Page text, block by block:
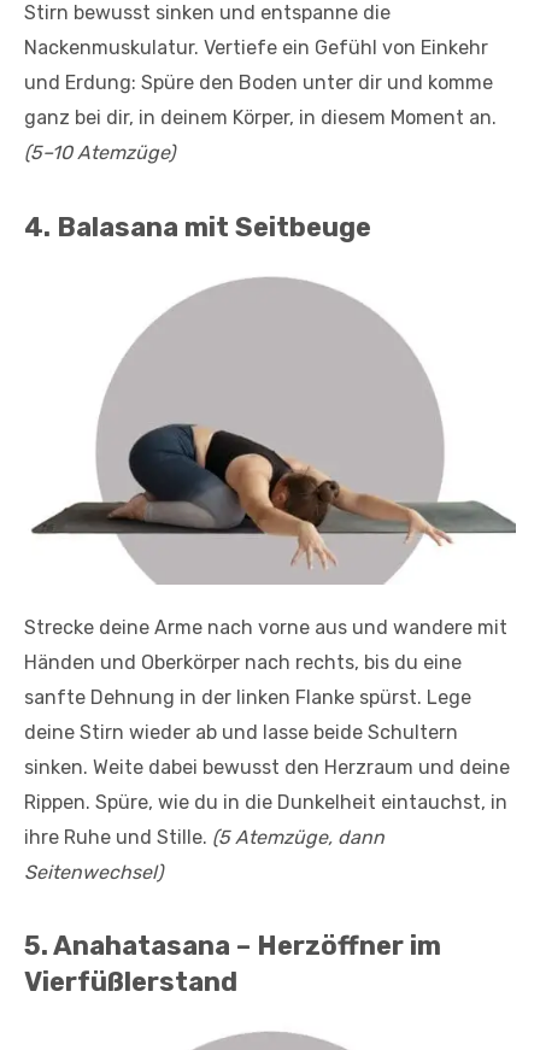
Stirn bewusst sinken und entspanne die
Nackenmuskulatur. Vertiefe ein Gefühl von Einkehr
und Erdung: Spüre den Boden unter dir und komme
ganz bei dir, in deinem Körper, in diesem Moment an.
(5–10 Atemzüge)
4. Balasana mit Seitbeuge
Strecke deine Arme nach vorne aus und wandere mit
Händen und Oberkörper nach rechts, bis du eine
sanfte Dehnung in der linken Flanke spürst. Lege
deine Stirn wieder ab und lasse beide Schultern
sinken. Weite dabei bewusst den Herzraum und deine
Rippen. Spüre, wie du in die Dunkelheit eintauchst, in
ihre Ruhe und Stille. (5 Atemzüge, dann
Seitenwechsel)
5. Anahatasana – Herzöffner im
Vierfüßlerstand